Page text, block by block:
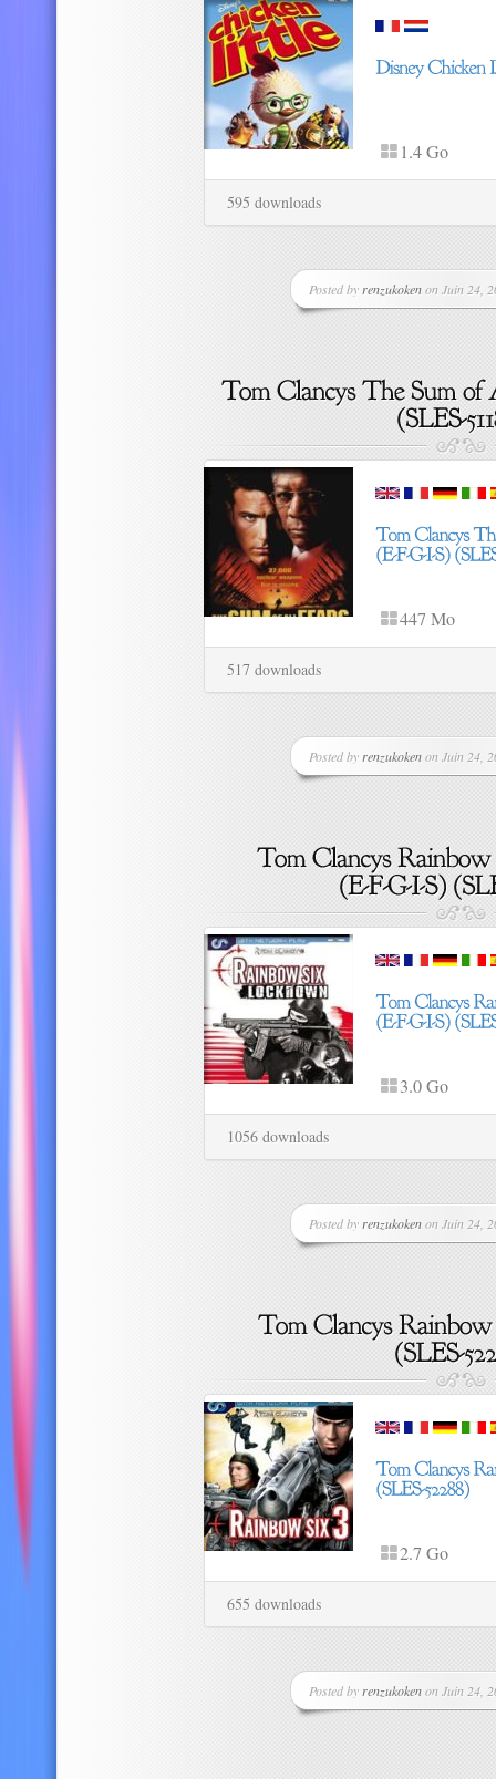
1.4 Go
595 downloads
Posted by renzukokenon Juin 24,
447 Mo
517 downloads
Posted by renzukokenon Juin 24,
3.0 Go
1056 downloads
Posted by renzukokenon Juin 24,
2.7 Go
655 downloads
Posted by renzukokenon Juin 24,